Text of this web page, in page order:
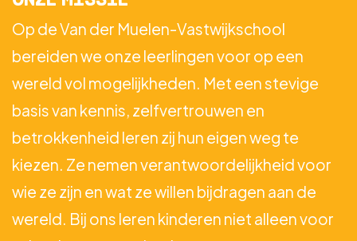
Op de Van der Muelen-Vastwijkschool
bereiden we onze leerlingen voor op een
wereld vol mogelijkheden. Met een stevige
basis van kennis, zelfvertrouwen en
betrokkenheid leren zij hun eigen weg te
kiezen. Ze nemen verantwoordelijkheid voor
wie ze zijn en wat ze willen bijdragen aan de
wereld. Bij ons leren kinderen niet alleen voor